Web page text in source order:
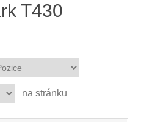
T430
na stránku